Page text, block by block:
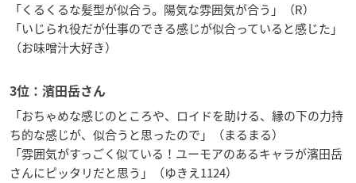
「くるくるな髪型が似合う。陽気な雰囲気が合う」（R）
「いじられ役だが仕事のできる感じが似合っていると感じた」
（お味噌汁大好き）
3位：濱田岳さん
「おちゃめな感じのところや、ロイドを助ける、縁の下の力持
ち的な感じが、似合うと思ったので」（まるまる）
「雰囲気がすっごく似ている！ユーモアのあるキャラが濱田岳
さんにピッタリだと思う」（ゆきえ1124）